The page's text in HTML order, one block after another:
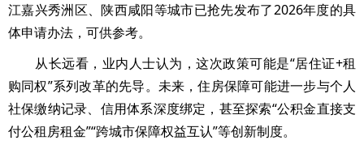
江嘉兴秀洲区、陕西咸阳等城市已抢先发布了2026年度的具
体申请办法，可供参考。
从长远看，业内人士认为，这次政策可能是“居住证+租
购同权”系列改革的先导。未来，住房保障可能进一步与个人
社保缴纳记录、信用体系深度绑定，甚至探索“公积金直接支
付公租房租金”“跨城市保障权益互认”等创新制度。